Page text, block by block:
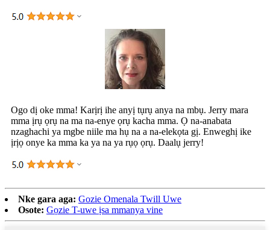
Ogo dị oke mma! Karịrị ihe anyị tụrụ anya na mbụ. Jerry mara
mma ịrụ ọrụ na ma na-enye ọrụ kacha mma. Ọ na-anabata
nzaghachi ya mgbe niile ma hụ na a na-elekọta gị. Enweghị ike
ịrịọ onye ka mma ka ya na ya rụọ ọrụ. Daalụ jerry!
Nke gara aga: Gozie Omenala Twill Uwe
Osote: Gọzie T-uwe ịsa mmanya vine